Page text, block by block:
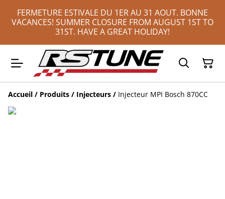
FERMETURE ESTIVALE DU 1ER AU 31 AOUT. BONNE
VACANCES! SUMMER CLOSURE FROM AUGUST 1ST TO
31ST. HAVE A GREAT HOLIDAY!
Accueil / Produits / Injecteurs / Injecteur MPI Bosch 870CC